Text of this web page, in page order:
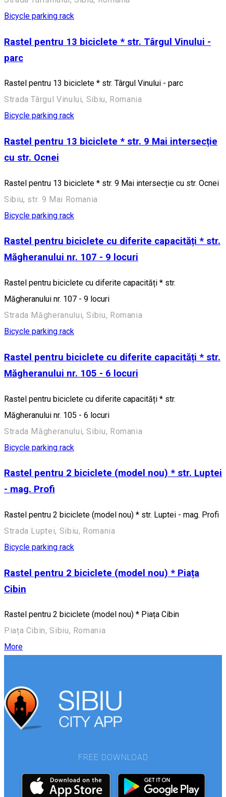
Bicycle parking rack
Rastel pentru 13 biciclete * str. Târgul Vinului -
parc
Rastel pentru 13 biciclete * str. Târgul Vinului - parc
Strada Târgul Vinului, Sibiu, Romania
Bicycle parking rack
Rastel pentru 13 biciclete * str. 9 Mai intersecție
cu str. Ocnei
Rastel pentru 13 biciclete * str. 9 Mai intersecție cu str. Ocnei
Sibiu, str. 9 Mai Romania
Bicycle parking rack
Rastel pentru biciclete cu diferite capacități * str.
Măgheranului nr. 107 - 9 locuri
Rastel pentru biciclete cu diferite capacități * str.
Măgheranului nr. 107 - 9 locuri
Strada Măgheranului, Sibiu, Romania
Bicycle parking rack
Rastel pentru biciclete cu diferite capacități * str.
Măgheranului nr. 105 - 6 locuri
Rastel pentru biciclete cu diferite capacități * str.
Măgheranului nr. 105 - 6 locuri
Strada Măgheranului, Sibiu, Romania
Bicycle parking rack
Rastel pentru 2 biciclete (model nou) * str. Luptei
- mag. Profi
Rastel pentru 2 biciclete (model nou) * str. Luptei - mag. Profi
Strada Luptei, Sibiu, Romania
Bicycle parking rack
Rastel pentru 2 biciclete (model nou) * Piața
Cibin
Rastel pentru 2 biciclete (model nou) * Piața Cibin
Piața Cibin, Sibiu, Romania
More
FREE DOWNLOAD